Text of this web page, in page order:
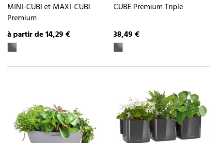
MINI-CUBI et MAXI-CUBI
Premium
à partir de 14,29 €
CUBE Premium Triple
38,49 €